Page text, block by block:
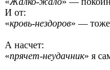
И от:
«кровь-нездоров» —
А насчет:
«прячет-неудачник» я